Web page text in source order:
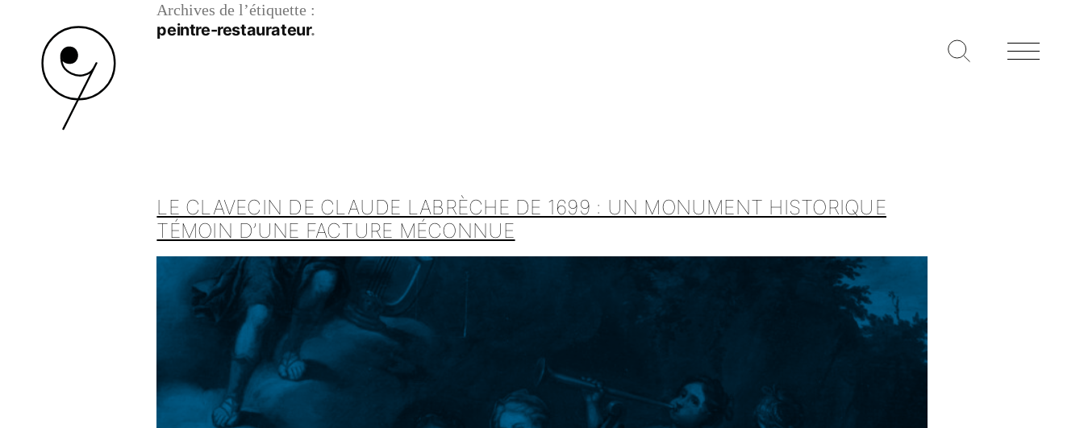
Archives de l’étiquette :
peintre-restaurateur
LE CLAVECIN DE CLAUDE LABRÈCHE DE 1699 : UN MONUMENT HISTORIQUE
TÉMOIN D’UNE FACTURE MÉCONNUE